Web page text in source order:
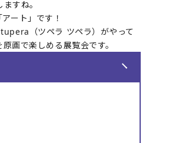
すね。
ート」です！
（ツペラ ツペラ）がやって
画で楽しめる展覧会です。